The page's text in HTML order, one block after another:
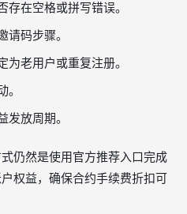
在空格或拼写错误。
请码步骤。
为老用户或重复注册。
发放周期。
仍然是使用官方推荐入口完成
权益，确保合约手续费折扣可